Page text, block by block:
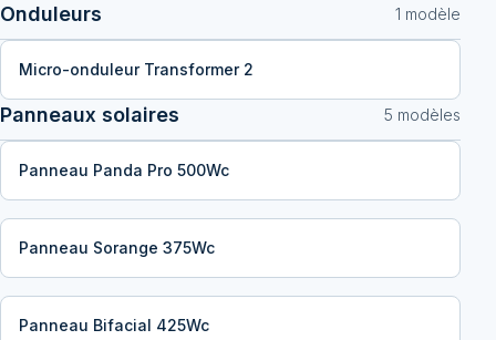
Onduleurs 1 modèle
Micro-onduleur Transformer 2
Panneaux solaires 5 modèles
Panneau Panda Pro 500Wc
Panneau Sorange 375Wc
Panneau Bifacial 425Wc